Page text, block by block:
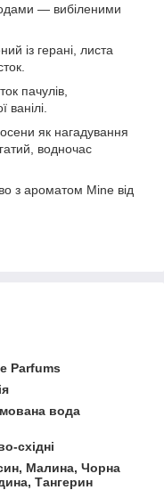
— вибіленими
із герані, листа
пачулів,
як нагадування
водночас
з ароматом Mine від
Parfums
вода
східні
Малина, Чорна
Тангерин